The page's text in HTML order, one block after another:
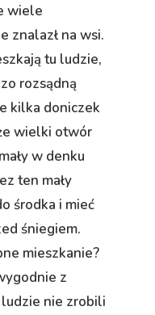
wiele
znalazł na wsi.
tu ludzie,
rozsądną
kilka doniczek
wielki otwór
w denku
ten mały
środka i mieć
śniegiem.
mieszkanie?
z
ludzie nie zrobili